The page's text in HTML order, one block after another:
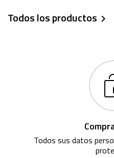
Todos los productos 
Todos sus datos